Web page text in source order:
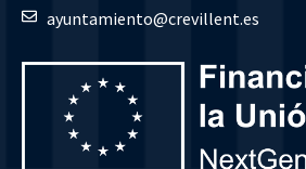
ayuntamiento@crevillent.es